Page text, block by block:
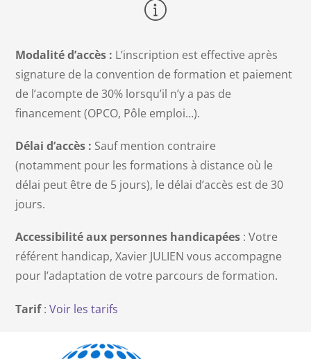
Modalité d’accès : L’inscription est effective après
signature de la convention de formation et paiement
de l’acompte de 30% lorsqu’il n’y a pas de
financement (OPCO, Pôle emploi…).
Délai d’accès : Sauf mention contraire
(notamment pour les formations à distance où le
délai peut être de 5 jours), le délai d’accès est de 30
jours.
Accessibilité aux personnes handicapées : Votre
référent handicap, Xavier JULIEN vous accompagne
pour l’adaptation de votre parcours de formation.
Tarif:Voir les tarifs